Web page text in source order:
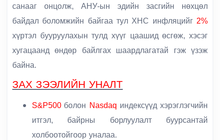
санааг онцолж, АНУ-ын эдийн засгийн нөхцөл
байдал боломжийн байгаа тул ХНС инфляцийг 2%
хүртэл бууруулахын тулд хүүг цаашид өсгөж, хэсэг
хугацаанд өндөр байлгах шаардлагатай гэж үзэж
байна.
ЗАХ ЗЭЭЛИЙН УНАЛТ
S&P500 болон Nasdaq индексүүд хэрэглэгчийн
итгэл, байрны борлуулалт буурсантай
холбоотойгоор уналаа.